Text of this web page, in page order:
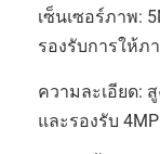
เซ็นเซอร์ภาพ:
รองรับการให้
ความละเอียด:
และรองรับ